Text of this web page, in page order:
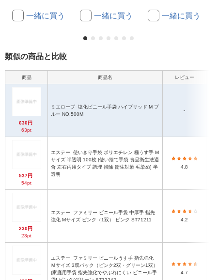
一緒に買う 一緒に買う 一緒に買う
類似の商品と比較
商品 商品名 レビュー
630円
63pt
ミエローブ
ルー NO.500M
-
537円
54pt
エステー
サイズ 半透明 100枚 [使い捨て手袋 食品衛生法適
合 左右両用タイプ 調理 掃除 衛生対策 毛染め] 半
透明
4.8
230円
23pt
エステー
強化 Mサイズ ピンク（1双） ピンク ST71211
4.2
エステー
Ｍサイズ 3双パック（ピンク2双・グリーン1双）
[家庭用手袋 指先強化でやぶれにくい ビニール手
4.7